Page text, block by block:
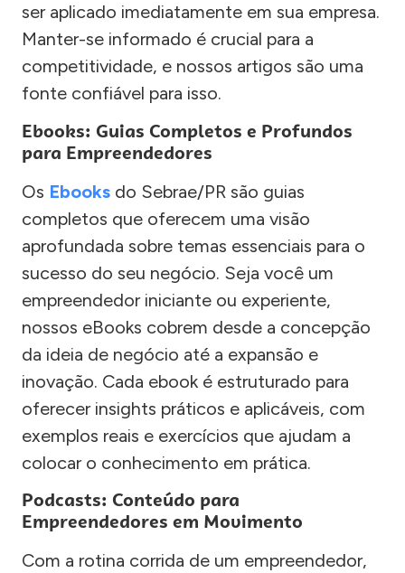
ser aplicado imediatamente em sua empresa.
Manter-se informado é crucial para a
competitividade, e nossos artigos são uma
fonte confiável para isso.
Ebooks: Guias Completos e Profundos
para Empreendedores
Os Ebooks do Sebrae/PR são guias
completos que oferecem uma visão
aprofundada sobre temas essenciais para o
sucesso do seu negócio. Seja você um
empreendedor iniciante ou experiente,
nossos eBooks cobrem desde a concepção
da ideia de negócio até a expansão e
inovação. Cada ebook é estruturado para
oferecer insights práticos e aplicáveis, com
exemplos reais e exercícios que ajudam a
colocar o conhecimento em prática.
Podcasts: Conteúdo para
Empreendedores em Movimento
Com a rotina corrida de um empreendedor,